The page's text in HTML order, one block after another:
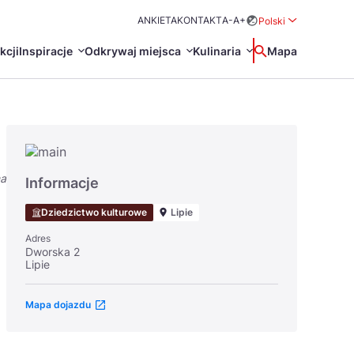
ANKIETAKONTAKTA-A+
Polski
Inspiracje
Certyfikaty POT
Odkrywaj miejsca Kulinaria
Restauracje Michelin
Wyszukaj
Mapa
Svenska
Informacje
Dziedzictwo kulturowe Lipie
Adres
Dworska 2
Lipie
Mapa dojazdu